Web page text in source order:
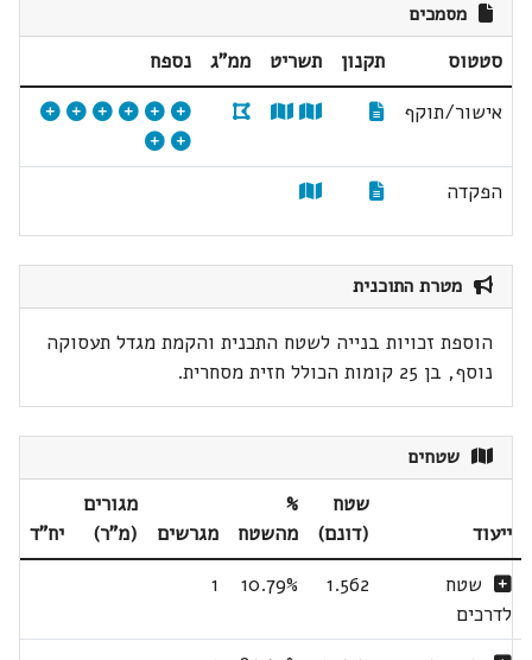
מסמכים
סטטוס תקנון תשריט ממ"ג
נספח
אישור/תוקף
הפקדה
מטרת התוכנית
הוספת זכויות בנייה לשטח התכנית והקמת מגדל תעסוקה
נוסף, בן 25 קומות הכולל חזית מסחרית.
שטחים
ייעוד
שטח
(דונם)
%
מהשטח
מגרשים
מגורים
(מ"ר)
יח"ד
שטח
לדרכים
1.562
10.79%
1